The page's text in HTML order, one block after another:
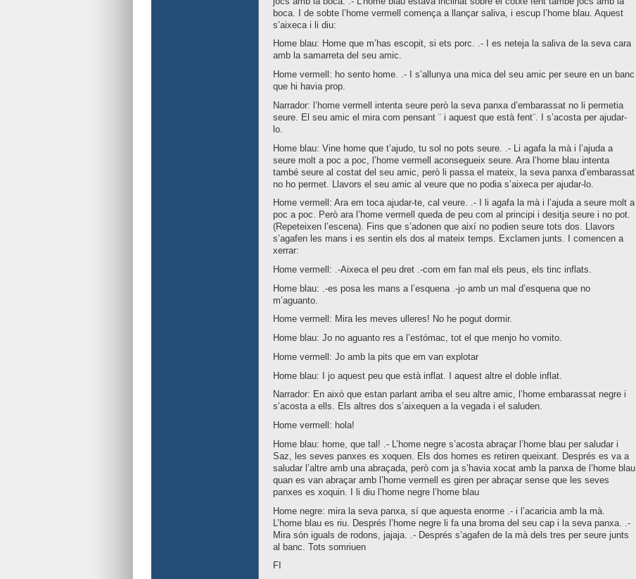
boca. I de sobte l’home vermell comença a llançar saliva, i escup l’home blau. Aquest
s’aixeca i li diu:
Home blau: Home que m’has escopit, si ets porc. .- I es neteja la saliva de la seva cara
amb la samarreta del seu amic.
Home vermell: ho sento home. .- I s’allunya una mica del seu amic per seure en un banc
que hi havia prop.
Narrador: l’home vermell intenta seure però la seva panxa d’embarassat no li permetia
seure. El seu amic el mira com pensant ¨ i aquest que està fent¨. I s’acosta per ajudar-
lo.
Home blau: Vine home que t’ajudo, tu sol no pots seure. .- Li agafa la mà i l’ajuda a
seure molt a poc a poc, l’home vermell aconsegueix seure. Ara l’home blau intenta
també seure al costat del seu amic, però li passa el mateix, la seva panxa d’embarassat
no ho permet. Llavors el seu amic al veure que no podia s’aixeca per ajudar-lo.
Home vermell: Ara em toca ajudar-te, cal veure. .- I li agafa la mà i l’ajuda a seure molt a
poc a poc. Però ara l’home vermell queda de peu com al principi i desitja seure i no pot.
(Repeteixen l’escena). Fins que s’adonen que així no podien seure tots dos. Llavors
s’agafen les mans i es sentin els dos al mateix temps. Exclamen junts. I comencen a
xerrar:
Home vermell: .-Aixeca el peu dret .-com em fan mal els peus, els tinc inflats.
Home blau: .-es posa les mans a l’esquena .-jo amb un mal d’esquena que no
m’aguanto.
Home vermell: Mira les meves ulleres! No he pogut dormir.
Home blau: Jo no aguanto res a l’estómac, tot el que menjo ho vomito.
Home vermell: Jo amb la pits que em van explotar
Home blau: I jo aquest peu que està inflat. I aquest altre el doble inflat.
Narrador: En això que estan parlant arriba el seu altre amic, l’home embarassat negre i
s’acosta a ells. Els altres dos s’aixequen a la vegada i el saluden.
Home vermell: hola!
Home blau: home, que tal! .- L’home negre s’acosta abraçar l’home blau per saludar i
Saz, les seves panxes es xoquen. Els dos homes es retiren queixant. Després es va a
saludar l’altre amb una abraçada, però com ja s’havia xocat amb la panxa de l’home blau
quan es van abraçar amb l’home vermell es giren per abraçar sense que les seves
panxes es xoquin. I li diu l’home negre l’home blau
Home negre: mira la seva panxa, sí que aquesta enorme .- i l’acaricia amb la mà.
L’home blau es riu. Després l’home negre li fa una broma del seu cap i la seva panxa. .-
Mira són iguals de rodons, jajaja. .- Després s’agafen de la mà dels tres per seure junts
al banc. Tots somriuen
FI